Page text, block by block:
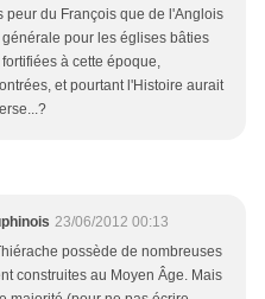
peur du François que de l'Anglois
pour les églises bâties
à cette époque,
et pourtant l'Histoire aurait
23/06/2012 00:13
possède de nombreuses
construites au Moyen Âge. Mais